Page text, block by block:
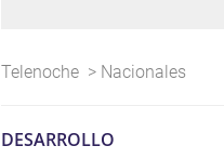
Telenoche > Nacionales
DESARROLLO